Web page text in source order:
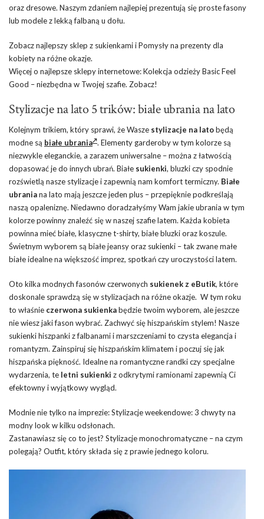
oraz dresowe. Naszym zdaniem najlepiej prezentują się proste fasony
lub modele z lekką falbaną u dołu.
Zobacz najlepszy sklep z sukienkami i Pomysły na prezenty dla
kobiety na różne okazje.
Więcej o najlepsze sklepy internetowe: Kolekcja odzieży Basic Feel
Good – niezbędna w Twojej szafie. Zobacz!
Stylizacje na lato 5 trików: białe ubrania na lato
Kolejnym trikiem, który sprawi, że Wasze stylizacje na latobędą
modne są białe ubrania . Elementy garderoby w tym kolorze są
niezwykle eleganckie, a zarazem uniwersalne – można z łatwością
dopasować je do innych ubrań. Białe sukienki, bluzki czy spodnie
rozświetlą nasze stylizacje i zapewnią nam komfort termiczny. Białe
ubraniana lato mają jeszcze jeden plus – przepięknie podkreślają
naszą opaleniznę. Niedawno doradzałyśmy Wam jakie ubrania w tym
kolorze powinny znaleźć się w naszej szafie latem. Każda kobieta
powinna mieć białe, klasyczne t-shirty, białe bluzki oraz koszule.
Świetnym wyborem są białe jeansy oraz sukienki – tak zwane małe
białe idealne na większość imprez, spotkań czy uroczystości latem.
Oto kilka modnych fasonów czerwonych sukienek z eButik, które
doskonale sprawdzą się w stylizacjach na różne okazje. W tym roku
to właśnie czerwona sukienkabędzie twoim wyborem, ale jeszcze
nie wiesz jaki fason wybrać. Zachwyć się hiszpańskim stylem! Nasze
sukienki hiszpanki z falbanami i marszczeniami to czysta elegancja i
romantyzm. Zainspiruj się hiszpańskim klimatem i poczuj się jak
hiszpańska piękność. Idealne na romantyczne randki czy specjalne
wydarzenia, te letni sukienki z odkrytymi ramionami zapewnią Ci
efektowny i wyjątkowy wygląd.
Modnie nie tylko na imprezie: Stylizacje weekendowe: 3 chwyty na
modny look w kilku odsłonach.
Zastanawiasz się co to jest? Stylizacje monochromatyczne – na czym
polegają? Outfit, który składa się z prawie jednego koloru.